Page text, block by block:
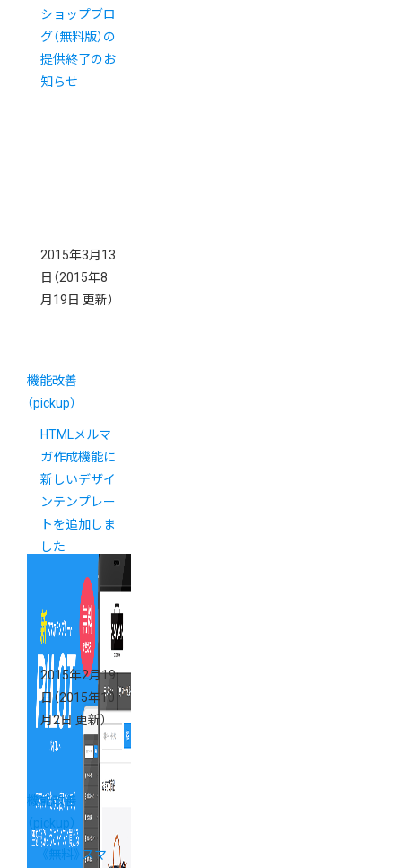
ショップブロ
グ（無料版）の
提供終了のお
知らせ
2015年3月13
日 （2015年8
月19日 更新）
機能改善
（pickup）
HTMLメルマ
ガ作成機能に
新しいデザイ
ンテンプレー
トを追加しま
した
2015年2月19
日（2015年10
月2日 更新）
機能改善
（pickup）
《無料》スマ